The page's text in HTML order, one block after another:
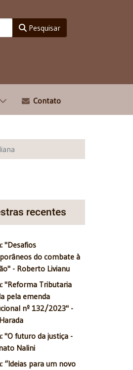
Pesquisar
Contato
recentes
"Desafios
do combate à
- Roberto Livianu
"Reforma Tributaria
pela emenda
nº 132/2023" -
"O futuro da justiça -
Nalini
“Ideias para um novo